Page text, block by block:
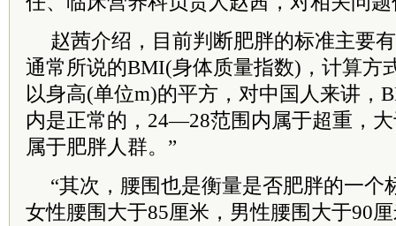
赵茜介绍，目前判断肥胖的标准主要
通常所说的BMI(身体质量指数)，计算方
以身高(单位m)的平方，对中国人来讲，
内是正常的，24—28范围内属于超重，
属于肥胖人群。”
“其次，腰围也是衡量是否肥胖的一个
女性腰围大于85厘米，男性腰围大于90